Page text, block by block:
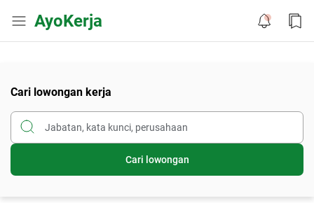
AyoKerja
Cari lowongan kerja
Cari lowongan